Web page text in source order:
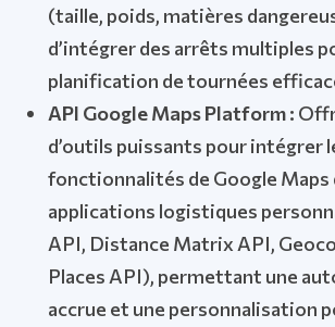
(taille, poids, matières
d’intégrer des arrêts multiples
planification de tournées
API Google Maps Platform :
d’outils puissants pour intégrer
fonctionnalités de Google Maps
applications logistiques
API, Distance Matrix API,
Places API), permettant une
accrue et une personnalisation